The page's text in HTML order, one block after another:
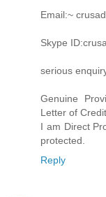
Email:~
Skype
serious
Genuine
Letter of
I am Direct
protected.
Reply